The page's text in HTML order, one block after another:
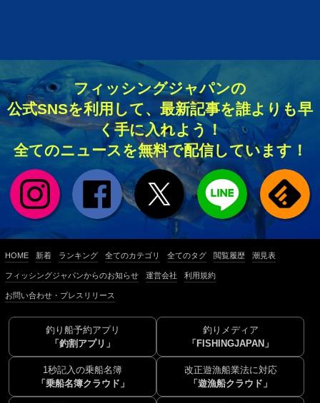
フィッシングジャパンの
公式SNSを利用して、最新記事を誰よりも早
く手に入れよう！
全てのニュースを無料で配信しています！
HOME 新着 ランキング 全てのカテゴリ 全てのタグ 閲覧履歴 潮見表
フィッシングジャパンからのお知らせ 運営会社 利用規約
お問い合わせ・プレスリリース
釣り船予約アプリ
「釣割アプリ」
釣りメディア
「FISHINGJAPAN」
1秒記入の乗船名簿
「乗船名簿クラウド」
改正遊漁船業法に対応
「遊漁船クラウド」